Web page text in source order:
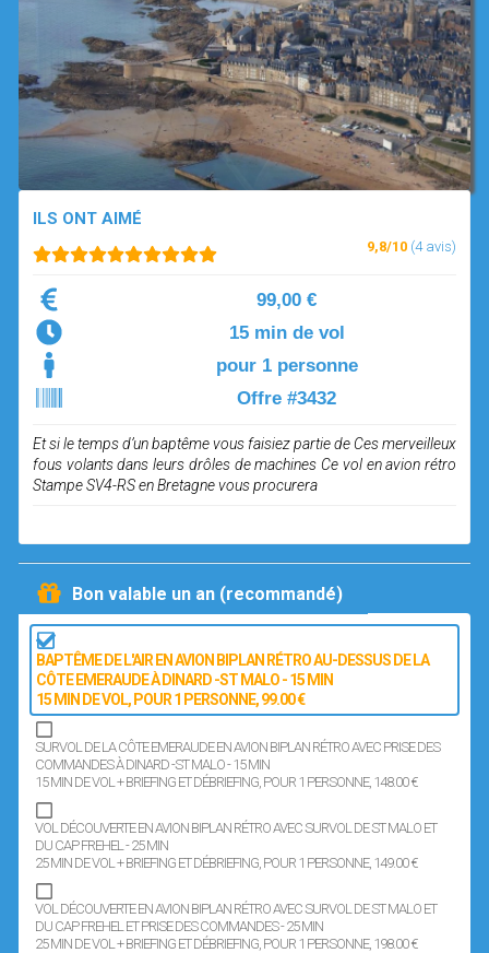
OPEN SUBMENU (SIMULATEUR)
SIMULATEUR
OPEN SUBMENU (DRÔNE)
DRÔNE
ILS ONT AIMÉ
9,8/10 (4 avis)
99,00 €
15 min de vol
pour 1 personne
Offre #3432
Et si le temps d’un baptême vous faisiez partie de Ces merveilleux
fous volants dans leurs drôles de machines Ce vol en avion rétro
Stampe SV4-RS en Bretagne vous procurera
Bon valable un an (recommandé)
BAPTÊME DE L'AIR EN AVION BIPLAN RÉTRO AU-DESSUS DE LA
CÔTE EMERAUDE À DINARD -ST MALO - 15 MIN
15 MIN DE VOL, POUR 1 PERSONNE, 99.00 €
SURVOL DE LA CÔTE EMERAUDE EN AVION BIPLAN RÉTRO AVEC PRISE DES
COMMANDES À DINARD -ST MALO - 15 MIN
15 MIN DE VOL + BRIEFING ET DÉBRIEFING, POUR 1 PERSONNE, 148.00 €
VOL DÉCOUVERTE EN AVION BIPLAN RÉTRO AVEC SURVOL DE ST MALO ET
DU CAP FREHEL - 25 MIN
25 MIN DE VOL + BRIEFING ET DÉBRIEFING, POUR 1 PERSONNE, 149.00 €
VOL DÉCOUVERTE EN AVION BIPLAN RÉTRO AVEC SURVOL DE ST MALO ET
DU CAP FREHEL ET PRISE DES COMMANDES - 25 MIN
25 MIN DE VOL + BRIEFING ET DÉBRIEFING, POUR 1 PERSONNE, 198.00 €